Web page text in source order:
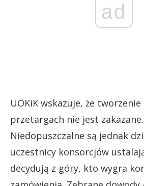
ad
UOKiK wskazuje, że
przetargach nie jest zakazane.
Niedopuszczalne są jednak
uczestnicy konsorcjów
decydują z góry, kto wygra